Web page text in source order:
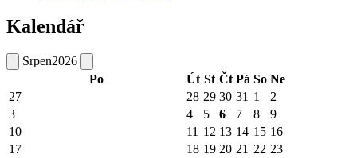
Kalendář
Srpen2026
Po
Út St Čt Pá So Ne
27
28 29 30 31 1
2
3
4 5 6 7 8
9
10
11 12 13 14 15 16
17
18 19 20 21 22 23